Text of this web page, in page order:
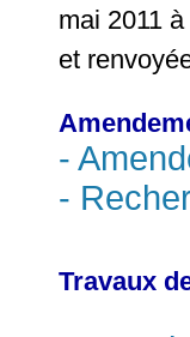
mai 2011
et
-
-
Travaux